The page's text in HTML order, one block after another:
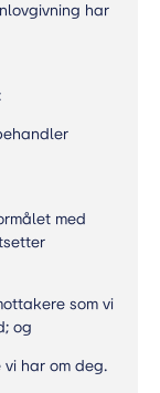
har
med
som vi
og
har om deg.